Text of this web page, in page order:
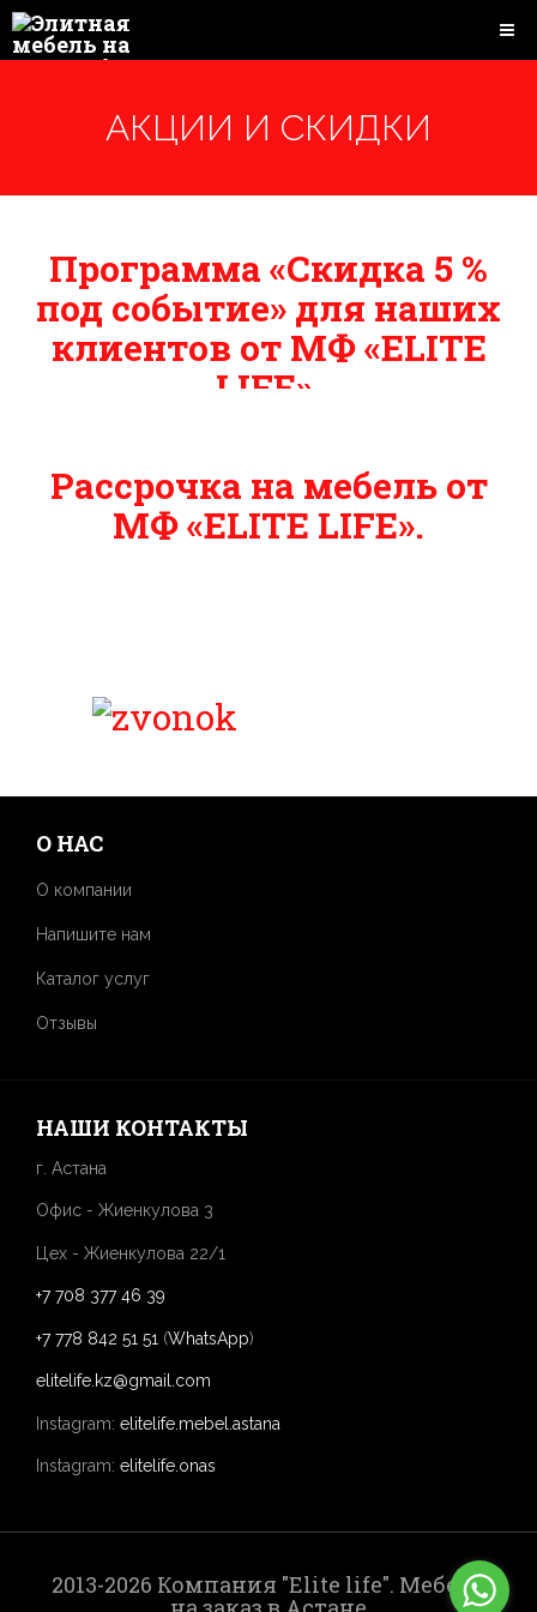
АКЦИИ И СКИДКИ
Программа «Скидка 5 %
под событие» для наших
клиентов от МФ «ELITE
LIFE».
Рассрочка на мебель от
МФ «ELITE LIFE».
О НАС
О компании
Напишите нам
Каталог услуг
Отзывы
НАШИ КОНТАКТЫ
г. Астана
Офис - Жиенкулова 3
Цех - Жиенкулова 22/1
+7 708 377 46 39
+7 778 842 51 51 (WhatsApp)
elitelife.kz@gmail.com
Instagram: elitelife.mebel.astana
Instagram: elitelife.onas
2013-2026 Компания "Elite life". Мебель